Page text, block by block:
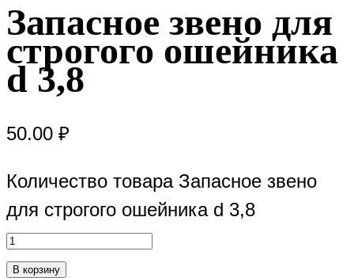
Запасное звено для
строгого ошейника
d 3,8
50.00 ₽
Количество товара Запасное звено
для строгого ошейника d 3,8
В корзину